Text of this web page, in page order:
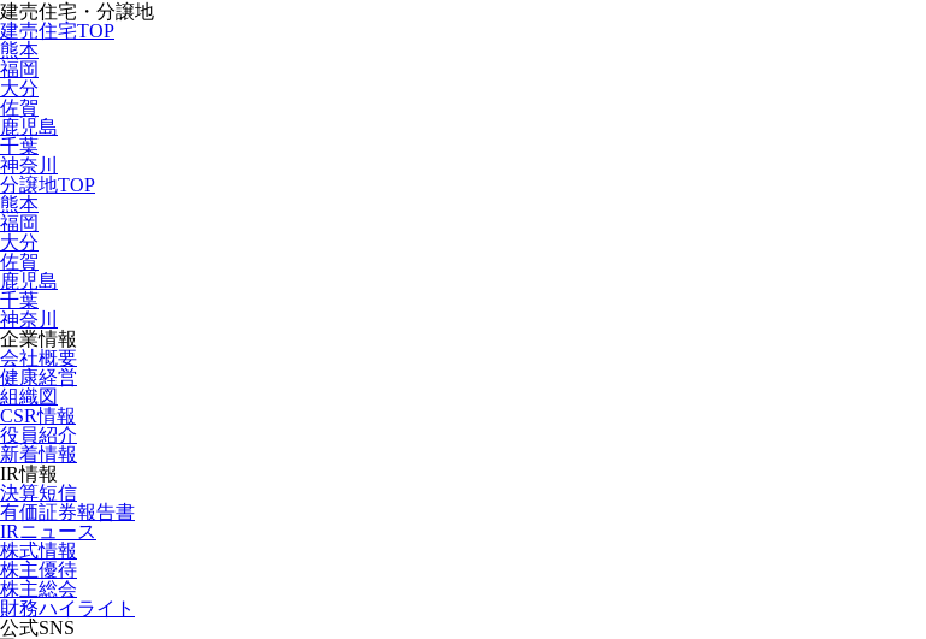
建売住宅・分譲地
建売住宅TOP
熊本
福岡
大分
佐賀
鹿児島
千葉
神奈川
分譲地TOP
熊本
福岡
大分
佐賀
鹿児島
千葉
神奈川
企業情報
会社概要
健康経営
組織図
CSR情報
役員紹介
新着情報
IR情報
決算短信
有価証券報告書
IRニュース
株式情報
株主優待
株主総会
財務ハイライト
公式SNS